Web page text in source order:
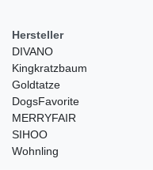
Hersteller
DIVANO
Kingkratzbaum
Goldtatze
DogsFavorite
MERRYFAIR
SIHOO
Wohnling